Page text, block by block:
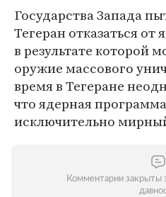
Государства Запада
Тегеран отказаться
в результате которой
оружие массового
время в Тегеране
что ядерная
исключительно
Комментарии закрыты